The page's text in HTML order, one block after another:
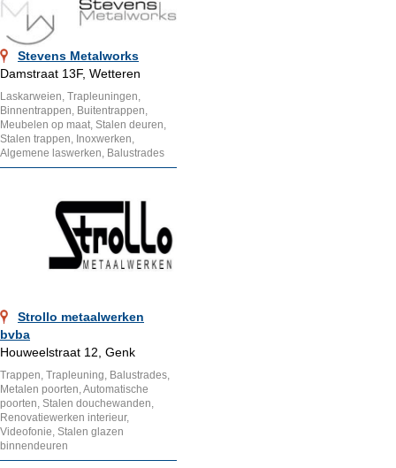
Stevens Metalworks
Damstraat 13F, Wetteren
Laskarweien, Trapleuningen,
Binnentrappen, Buitentrappen,
Meubelen op maat, Stalen deuren,
Stalen trappen, Inoxwerken,
Algemene laswerken, Balustrades
Strollo metaalwerken
bvba
Houweelstraat 12, Genk
Trappen, Trapleuning, Balustrades,
Metalen poorten, Automatische
poorten, Stalen douchewanden,
Renovatiewerken interieur,
Videofonie, Stalen glazen
binnendeuren